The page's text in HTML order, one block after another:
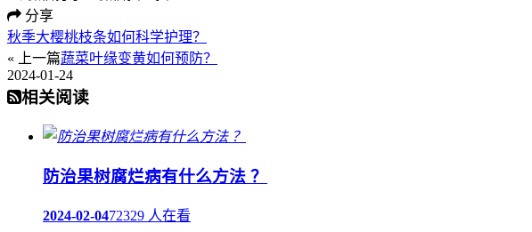
分享
秋季大樱桃枝条如何科学护理？
« 上一篇蔬菜叶缘变黄如何预防？
2024-01-24
相关阅读
防治果树腐烂病有什么方法 ？
2024-02-0472329 人在看